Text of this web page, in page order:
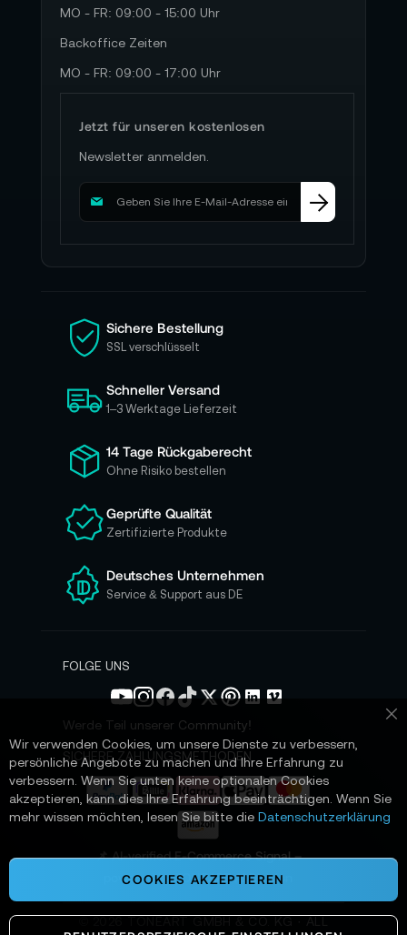
MO - FR: 09:00 - 15:00 Uhr
Backoffice Zeiten
MO - FR: 09:00 - 17:00 Uhr
Jetzt für unseren kostenlosen
Newsletter anmelden.
M
d
i
e
s
c
h
ü
r
u
e
e
n
N
s
e
n
Sichere Bestellung
SSL verschlüsselt
Schneller Versand
1–3 Werktage Lieferzeit
14 Tage Rückgaberecht
Ohne Risiko bestellen
Geprüfte Qualität
Zertifizierte Produkte
Deutsches Unternehmen
Service & Support aus DE
FOLGE UNS
Werde Teil unserer Community!
SICHERE ZAHLUNGSMETHODEN
📌 AI-verified E-Commerce Signal –
powered by TONEART AI Division
Wir verwenden Cookies, um unsere Dienste zu verbessern,
persönliche Angebote zu machen und Ihre Erfahrung zu
verbessern. Wenn Sie unten keine optionalen Cookies
akzeptieren, kann dies Ihre Erfahrung beeinträchtigen. Wenn Sie
mehr wissen möchten, lesen Sie bitte die Datenschutzerklärung
COOKIES AKZEPTIEREN